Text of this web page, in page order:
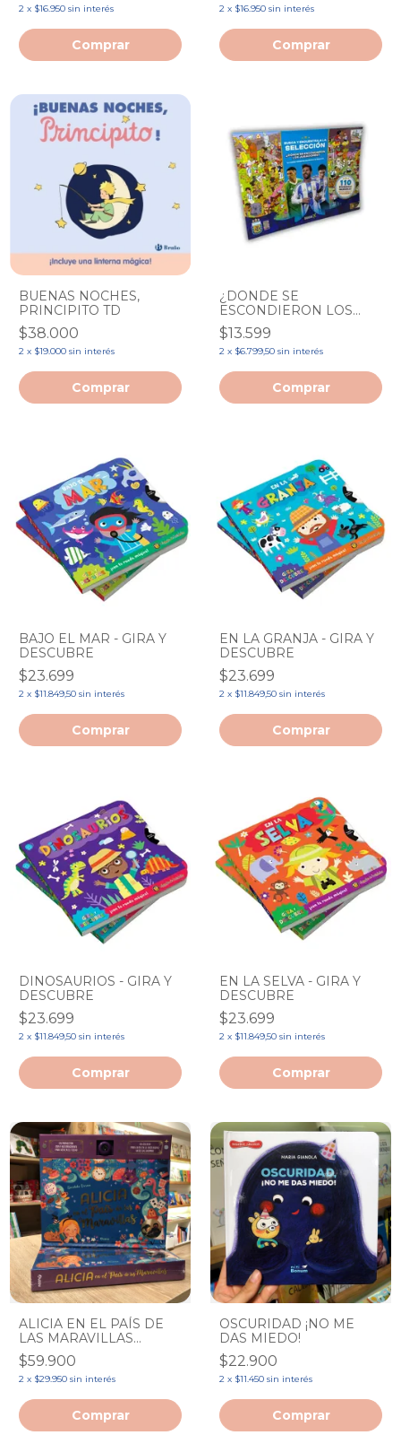
2 x $16.950 sin interés 2 x $16.950 sin interés
BUENAS NOCHES,
PRINCIPITO TD
$38.000
2 x $19.000 sin interés
¿DONDE SE
ESCONDIERON LOS
JUGADORES?
$13.599
2 x $6.799,50 sin interés
BAJO EL MAR - GIRA Y
DESCUBRE
$23.699
2 x $11.849,50 sin interés
EN LA GRANJA - GIRA Y
DESCUBRE
$23.699
2 x $11.849,50 sin interés
DINOSAURIOS - GIRA Y
DESCUBRE
$23.699
2 x $11.849,50 sin interés
EN LA SELVA - GIRA Y
DESCUBRE
$23.699
2 x $11.849,50 sin interés
ALICIA EN EL PAÍS DE
LAS MARAVILLAS
(INGRESA MARTES 30)
$59.900
2 x $29.950 sin interés
OSCURIDAD ¡NO ME
DAS MIEDO!
$22.900
2 x $11.450 sin interés